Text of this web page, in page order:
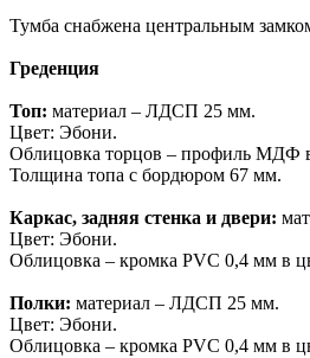
Тумба снабжена центральным
Греденция
Топ: материал – ЛДСП 25 мм.
Цвет: Эбони.
Облицовка торцов – профиль МДФ
Толщина топа с бордюром 67 мм.
Каркас, задняя стенка и двери:
Цвет: Эбони.
Облицовка – кромка PVC 0,4 мм в
Полки: материал – ЛДСП 25 мм.
Цвет: Эбони.
Облицовка – кромка PVC 0,4 мм в